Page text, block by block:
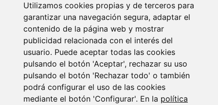
Utilizamos cookies propias y de terceros para
garantizar una navegación segura, adaptar el
contenido de la página web y mostrar
publicidad relacionada con el interés del
usuario. Puede aceptar todas las cookies
pulsando el botón 'Aceptar', rechazar su uso
pulsando el botón 'Rechazar todo' o también
podrá configurar el uso de las cookies
mediante el botón 'Configurar'. En la política
Newsletter Insolvencias y Situaciones Especiales
14/07/2026